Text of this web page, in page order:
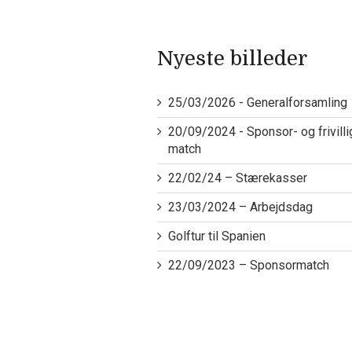
Nyeste billeder
25/03/2026 - Generalforsamling
20/09/2024 - Sponsor- og
match
22/02/24 – Stærekasser
23/03/2024 – Arbejdsdag
Golftur til Spanien
22/09/2023 – Sponsormatch